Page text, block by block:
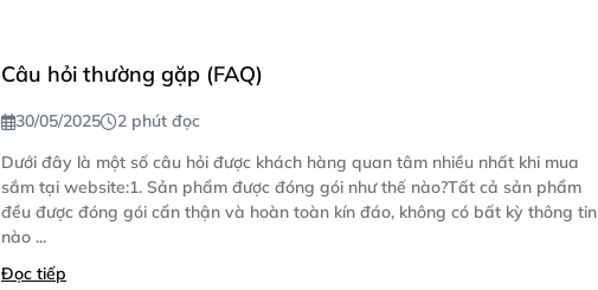
Câu hỏi thường gặp (FAQ)
30/05/2025
2 phút đọc
Dưới đây là một số câu hỏi được khách hàng quan tâm nhiều nhất khi mua
sắm tại website:1. Sản phẩm được đóng gói như thế nào?Tất cả sản phẩm
đều được đóng gói cẩn thận và hoàn toàn kín đáo, không có bất kỳ thông tin
nào ...
Đọc tiếp